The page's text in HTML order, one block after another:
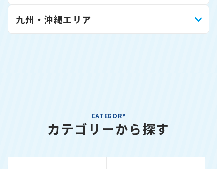
九州・沖縄エリア
CATEGORY
カテゴリーから探す